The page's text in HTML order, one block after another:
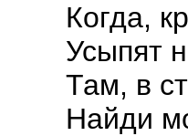
Когда,
Усыпят
Там, в
Найди